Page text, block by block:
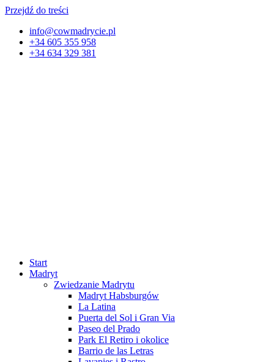
Przejdź do treści
info@cowmadrycie.pl
+34 605 355 958
+34 634 329 381​
Start
Madryt
Zwiedzanie Madrytu
Madryt Habsburgów
La Latina
Puerta del Sol i Gran Via
Paseo del Prado
Park El Retiro i okolice
Barrio de las Letras